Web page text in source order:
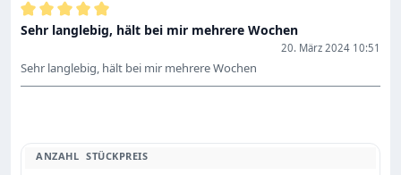
20. März 2024 10:51
Bewertung mit 5 von 5 Sternen
Sehr langlebig, hält bei mir mehrere Wochen
Sehr langlebig, hält bei mir mehrere Wochen
ANZAHL STÜCKPREIS